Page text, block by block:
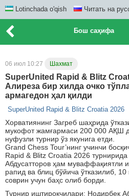
Lotinchada o'qish Читать на
Бош саҳифа
06 июл 10:27 Шахмат
SuperUnited Rapid & Blitz
Алиреза бир хилда очко
армагедон ҳал қилди
SuperUnited Rapid & Blitz Croatia 2026
Хорватиянинг Загреб шаҳрида
мукофот жамғармаси 200 000 АҚШ
нуфузли турнир ўз якунига етди.
Grand Chess Tour’нинг учинчи
Rapid & Blitz Croatia 2026
Абдусатторов ҳам муваффақиятли
рапид ва блиц бўйича ўтказилиб,
соврин учун баҳс олиб борди.
Турнир иштирокчилари: Нодирбек